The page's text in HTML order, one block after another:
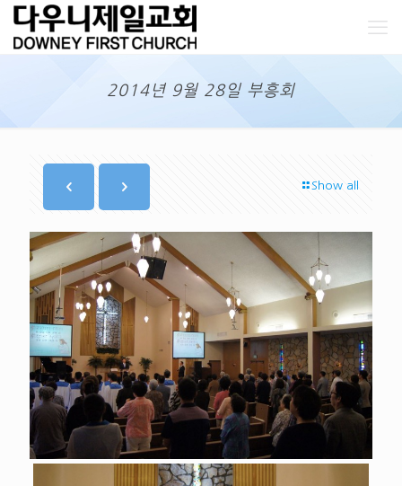
2014년 9월 28일 부흥회
Show all